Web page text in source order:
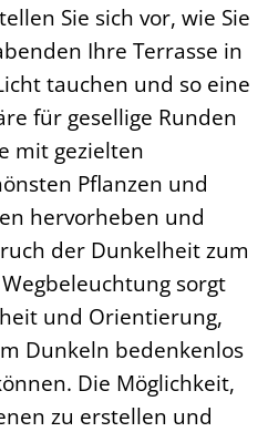
Sie sich vor, wie Sie
Ihre Terrasse in
tauchen und so eine
für gesellige Runden
mit gezielten
Pflanzen und
hervorheben und
der Dunkelheit zum
sorgt
und Orientierung,
Dunkeln bedenkenlos
Die Möglichkeit,
zu erstellen und